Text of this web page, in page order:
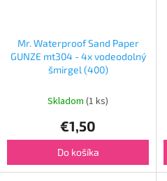
Mr. Waterproof Sand Paper
GUNZE mt304 - 4x vodeodolný
šmirgel (400)
Skladom (1 ks)
€1,50
Do košíka